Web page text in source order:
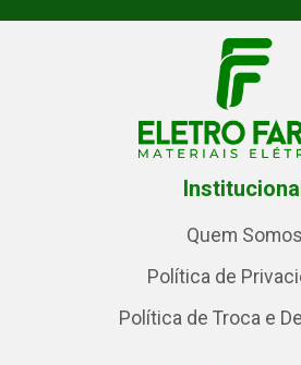
Quem Somos
Política de
Política de Troca e